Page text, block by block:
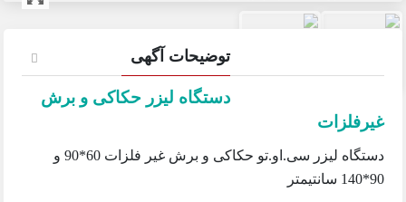
توضیحات آگهی
دستگاه لیزر حکاکی و برش
غیرفلزات
دستگاه ليزر سی.او.تو حكاكی و برش غير فلزات 60*90 و
90*140 سانتيمتر